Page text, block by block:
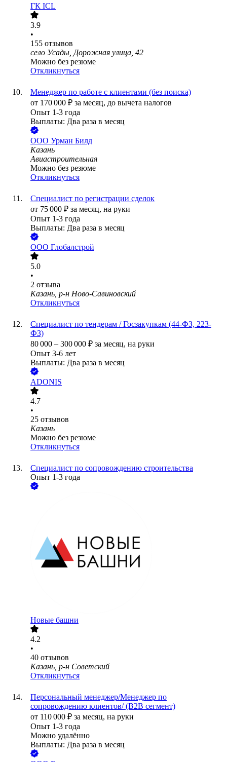
ГК ICL
3.9
•
155 отзывов
село Усады, Дорожная улица, 42
Можно без резюме
Откликнуться
Менеджер по работе с клиентами (без поиска)
от 170 000 ₽ за месяц, до вычета налогов
Опыт 1-3 года
Выплаты: Два раза в месяц
ООО Урман Билд
Казань
Авиастроительная
Можно без резюме
Откликнуться
Специалист по регистрации сделок
от 75 000 ₽ за месяц, на руки
Опыт 1-3 года
Выплаты: Два раза в месяц
ООО Глобалстрой
5.0
•
2 отзыва
Казань, р-н Ново-Савиновский
Откликнуться
Специалист по тендерам / Госзакупкам (44-ФЗ, 223-
ФЗ)
80 000 – 300 000 ₽ за месяц, на руки
Опыт 3-6 лет
Выплаты: Два раза в месяц
ADONIS
4.7
•
25 отзывов
Казань
Можно без резюме
Откликнуться
Специалист по сопровождению строительства
Опыт 1-3 года
Новые башни
4.2
•
40 отзывов
Казань, р-н Советский
Откликнуться
Персональный менеджер/Менеджер по
сопровождению клиентов/ (B2B сегмент)
от 110 000 ₽ за месяц, на руки
Опыт 1-3 года
Можно удалённо
Выплаты: Два раза в месяц